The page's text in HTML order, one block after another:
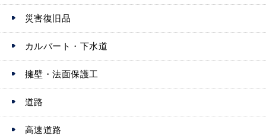
災害復旧品
カルバート・下水道
擁壁・法面保護工
道路
高速道路